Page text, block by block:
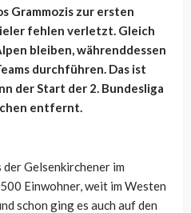
Grammozis zur ersten
fehlen verletzt. Gleich
bleiben, währenddessen
durchführen. Das ist
der Start der 2. Bundesliga
entfernt.
Gelsenkirchener im
Einwohner, weit im Westen
schon ging es auch auf den